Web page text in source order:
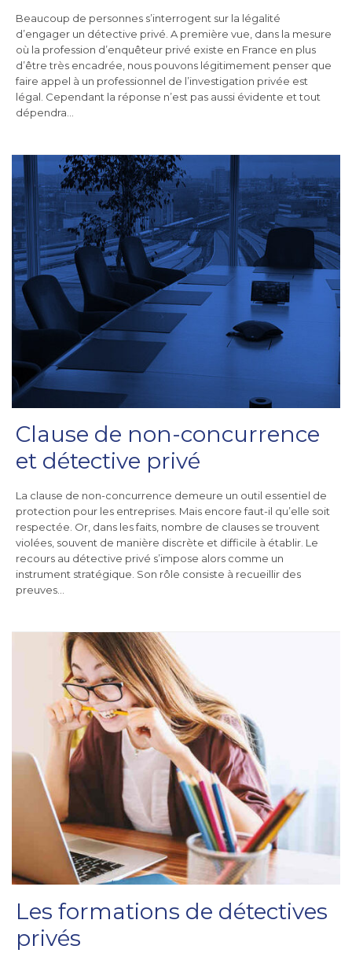
Beaucoup de personnes s’interrogent sur la légalité
d’engager un détective privé. A première vue, dans la mesure
où la profession d’enquêteur privé existe en France en plus
d’être très encadrée, nous pouvons légitimement penser que
faire appel à un professionnel de l’investigation privée est
légal. Cependant la réponse n’est pas aussi évidente et tout
dépendra…
Clause de non-concurrence
et détective privé
La clause de non-concurrence demeure un outil essentiel de
protection pour les entreprises. Mais encore faut-il qu’elle soit
respectée. Or, dans les faits, nombre de clauses se trouvent
violées, souvent de manière discrète et difficile à établir. Le
recours au détective privé s’impose alors comme un
instrument stratégique. Son rôle consiste à recueillir des
preuves…
Les formations de détectives
privés